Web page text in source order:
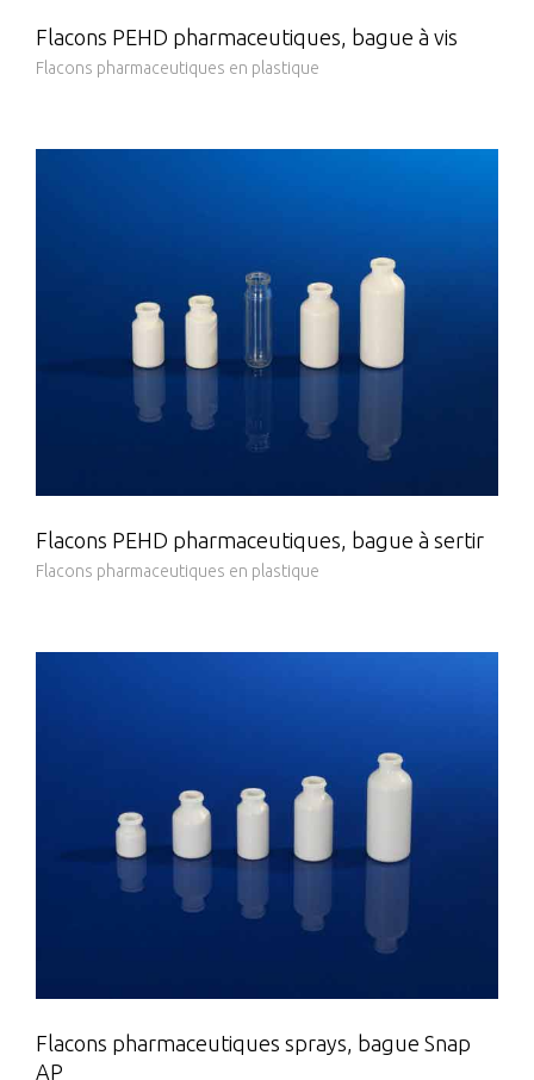
Flacons PEHD pharmaceutiques, bague à vis
Flacons pharmaceutiques en plastique
Flacons PEHD pharmaceutiques, bague à sertir
Flacons pharmaceutiques en plastique
Flacons pharmaceutiques sprays, bague Snap
AP